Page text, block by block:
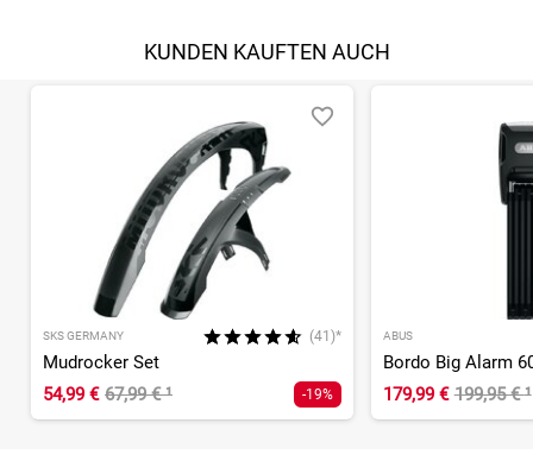
KUNDEN KAUFTEN AUCH
SKS GERMANY (41)*
Mudrocker Set
54,99 € 67,99 €¹ -19%
ABUS
179,99 € 199,95 €¹